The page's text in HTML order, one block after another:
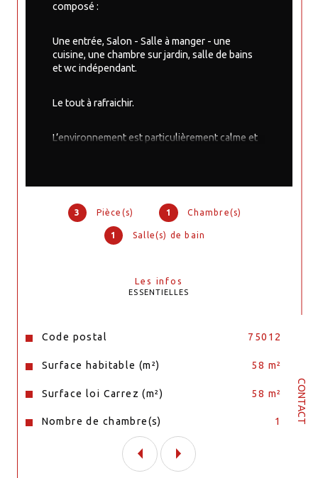
CONTACT
3 Pièce(s) 1 Chambre(s)
1 Salle(s) de bain
Les infos
ESSENTIELLES
Caractéristiques Valeurs
Code postal 75012
Surface habitable (m²) 58 m²
Surface loi Carrez (m²) 58 m²
Nombre de chambre(s) 1
composé :
Une entrée, Salon - Salle à manger - une
cuisine, une chambre sur jardin, salle de bains
et wc indépendant.
Le tout à rafraichir.
L’environnement est particulièrement calme et